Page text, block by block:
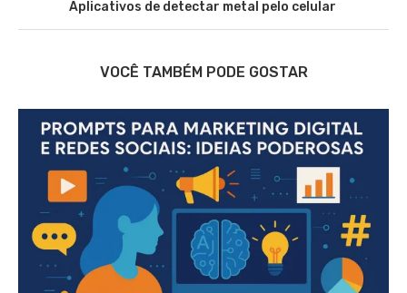
Aplicativos de detectar metal pelo celular
VOCÊ TAMBÉM PODE GOSTAR